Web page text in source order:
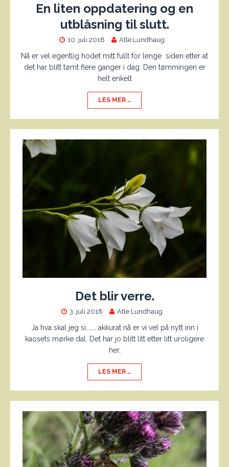
En liten oppdatering og en
utblåsning til slutt.
10. juli 2018 Atle Lundhaug
Nå er vel egentlig hodet mitt fullt for lenge siden etter at
det har blitt tømt flere ganger i dag. Den tømmingen er
helt enkelt
LES MER …
Det blir verre.
3. juli 2018 Atle Lundhaug
Ja hva skal jeg si……….akkurat nå er vi vel på nytt inn i
kaosets mørke dal. Det har jo blitt litt etter litt uroligere
her,
LES MER …